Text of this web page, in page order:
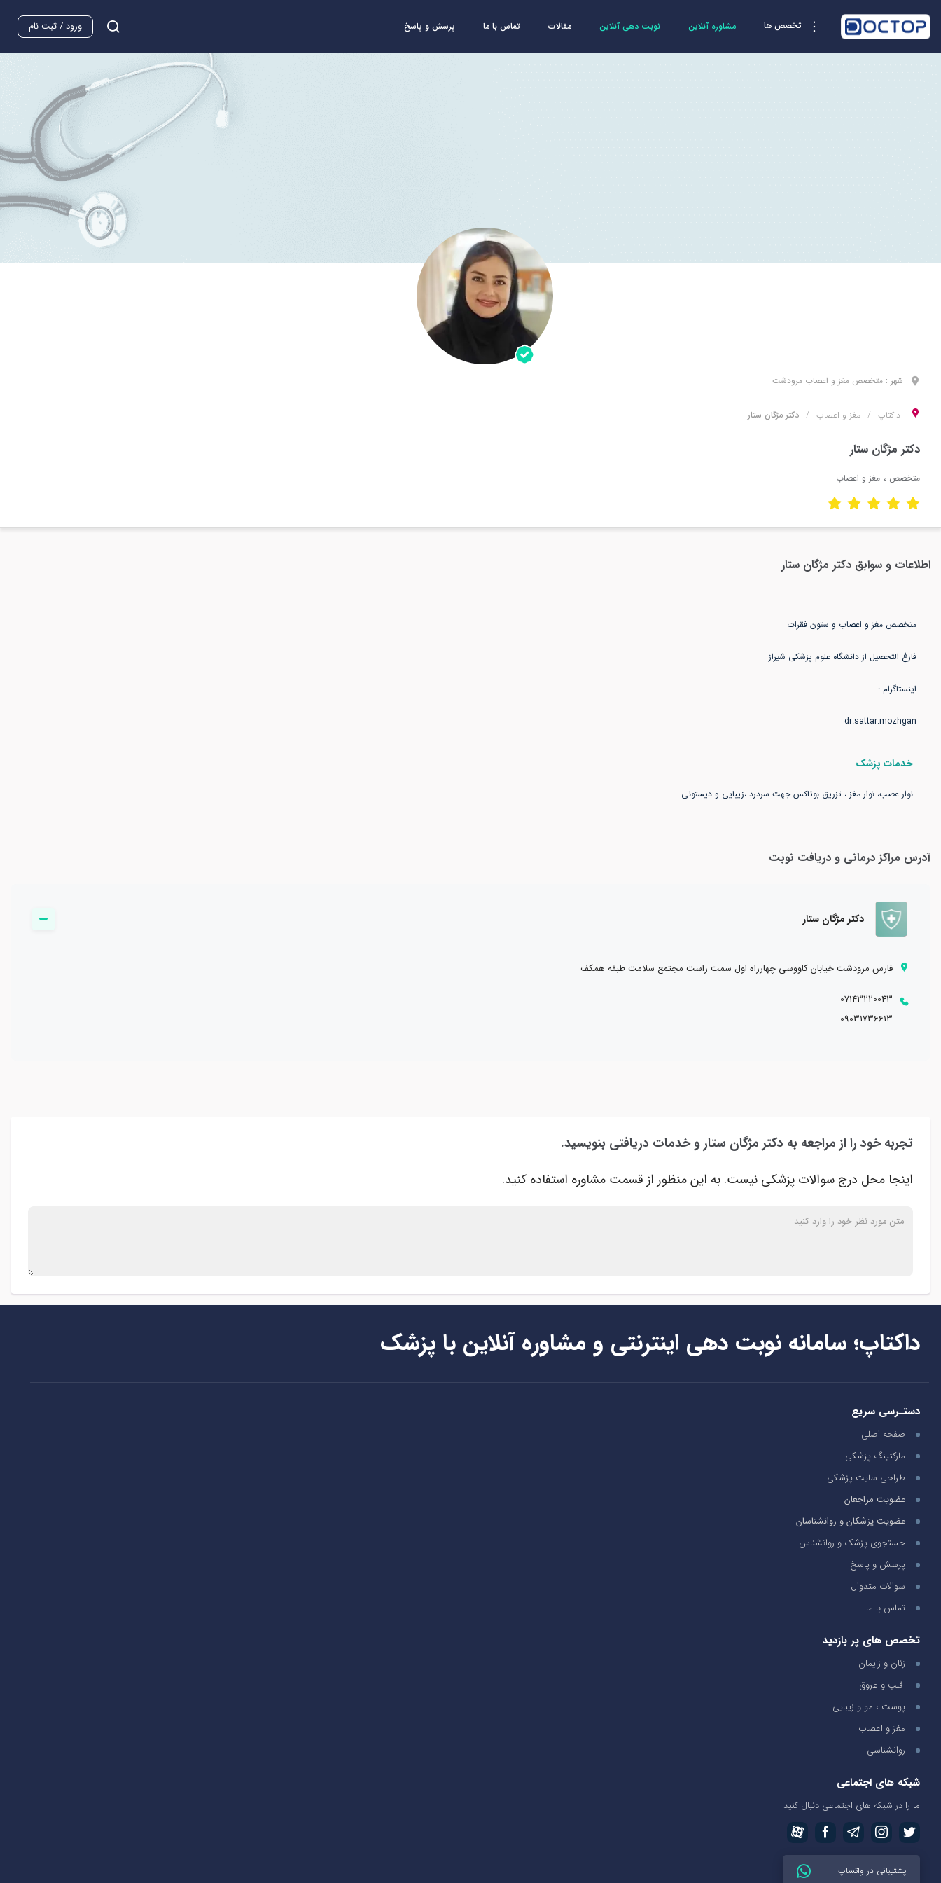
تخصص ها مشاوره آنلاین نوبت دهی آنلاین مقالات تماس با ما پرسش و پاسخ ورود / ثبت نام
شهر : متخصص مغز و اعصاب مرودشت
داکتاپ مغز و اعصاب دکتر مژگان ستار
دکتر مژگان ستار
متخصص مغز و اعصاب
اطلاعات و سوابق دکتر مژگان ستار
dr.sattar.mozhgan
خدمات پزشک
نوار عصب، نوار مغز ، تزریق بوتاکس جهت سردرد ،زیبایی و دیستونی
آدرس مراکز درمانی و دریافت نوبت
دکتر مژگان ستار
فارس مرودشت خیابان کاووسی چهارراه اول سمت راست مجتمع سلامت طبقه همکف
07143220043
09031736613
تجربه خود را از مراجعه به دکتر مژگان ستار و خدمات دریافتی بنویسید.
اینجا محل درج سوالات پزشکی نیست. به این منظور از قسمت مشاوره استفاده کنید.
داکتاپ؛ سامانه نوبت دهی اینترنتی و مشاوره آنلاین با پزشک
دستـرسی سریع
صفحه اصلی
مارکتینگ پزشکی
طراحی سایت پزشکی
عضویت مراجعان
عضویت پزشکان و روانشناسان
جستجوی پزشک و روانشناس
پرسش و پاسخ
سوالات متدوال
تماس با ما
تخصص های پر بازدید
زنان و زایمان
قلب و عروق
پوست ، مو و زیبایی
مغز و اعصاب
روانشناسی
شبکه های اجتماعی
ما را در شبکه های اجتماعی دنبال کنید
پشتیبانی در واتساپ